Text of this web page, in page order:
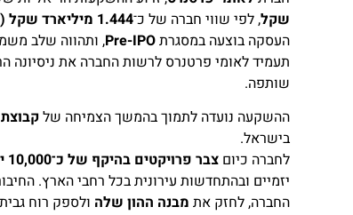
שקל, לפי שווי חברה של כ־1.444 מיליארד שקל (לאחר הכסף)
העסקה בוצעה במסגרתPre-IPO, ותהווה שלב
תעמיד לאומי פרטנרס לרשות החברה את ניסיונה
שותפה.
ההשקעה נועדה לתמוך בהמשך הצמיחה של
בישראל.
לחברה כיום צבר פרויקטים בהיקף של כ־10,000 יחידות דיור
יזמיים ובהתחדשות עירונית בכל רחבי הארץ.
החברה, לחזק את מבנה ההון שלה ולספק רוח